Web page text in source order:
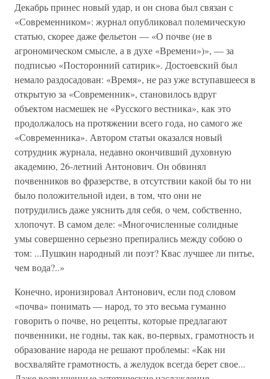
Декабрь принес новый удар, и он снова был связан с
«Современником»: журнал опубликовал полемическую
статью, скорее даже фельетон — «О почве (не в
агрономическом смысле, а в духе «Времени»)», — за
подписью «Посторонний сатирик». Достоевский был
немало раздосадован: «Время», не раз уже вступавшееся в
открытую за «Современник», становилось вдруг
объектом насмешек не «Русского вестника», как это
продолжалось на протяжении всего года, но самого же
«Современника». Автором статьи оказался новый
сотрудник журнала, недавно окончивший духовную
академию, 26-летний Антонович. Он обвинял
почвенников во фразерстве, в отсутствии какой бы то ни
было положительной идеи, в том, что они не
потрудились даже уяснить для себя, о чем, собственно,
хлопочут. В самом деле: «Многочисленные солидные
умы совершенно серьезно препирались между собою о
том: ...Пушкин народный ли поэт? Квас лучшее ли питье,
чем вода?..»
Конечно, иронизировал Антонович, если под словом
«почва» понимать — народ, то это весьма гуманно
говорить о почве, но рецепты, которые предлагают
почвенники, не годны, так как, во-первых, грамотность и
образование народа не решают проблемы: «Как ни
восхваляйте грамотность, а желудок всегда берет свое...